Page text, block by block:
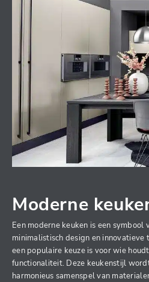
Moderne
Een moderne keuken is een symbool
minimalistisch design en
een populaire keuze is voor wie
functionaliteit. Deze keukenstijl
harmonieus samenspel van